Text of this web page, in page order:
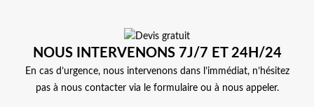
NOUS INTERVENONS 7J/7 ET 24H/24
En cas d’urgence, nous intervenons dans l’immédiat, n’hésitez
pas à nous contacter via le formulaire ou à nous appeler.